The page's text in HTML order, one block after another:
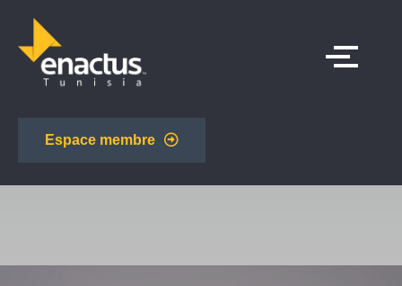
Espace membre